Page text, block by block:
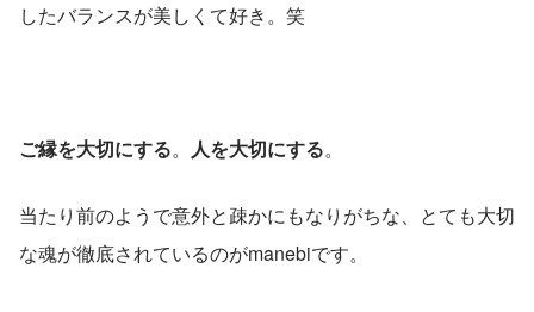
したバランスが美しくて好き。笑
ご縁を大切にする。 人を大切にする。
当たり前のようで意外と疎かにもなりがちな、とても大切
な魂が徹底されているのがmanebiです。